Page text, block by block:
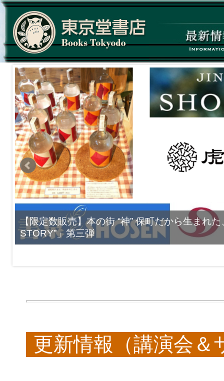
【限定数販売】本の街 “神” 保町だから生まれ
STORY”」第三弾
更新情報（講演会＆